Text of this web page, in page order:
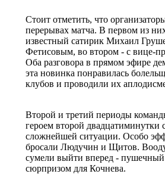
Стоит отметить, что
перерывах матча. В первом из
известный сатирик Михаил
Фетисовым, во втором - с вице-
Оба разговора в прямом эфире
эта новинка понравилась
клубов и проводили их
Второй и третий периоды
героем второй двадцатиминутки
сложнейшей ситуации. Особо
бросали Людучин и Щитов.
сумели выйти вперед -
сюрпризом для Кочнева.